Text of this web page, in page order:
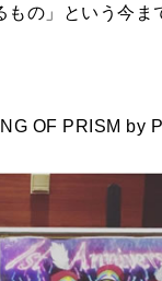
の」という今
OF PRISM by